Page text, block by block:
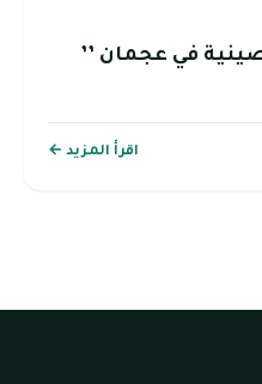
في عجمان ’’
اقرأ المزيد ←